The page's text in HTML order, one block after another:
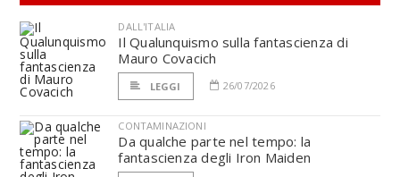
DALL'ITALIA
Il Qualunquismo sulla fantascienza di
Mauro Covacich
LEGGI 26/07/2026
CONTAMINAZIONI
Da qualche parte nel tempo: la
fantascienza degli Iron Maiden